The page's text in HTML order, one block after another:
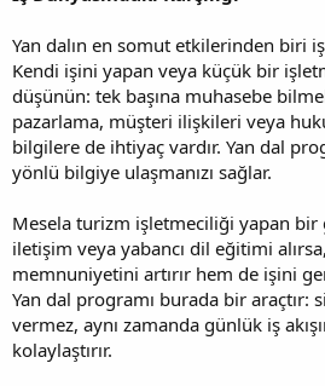
Yan dalın en somut etkilerinden biri
Kendi işini yapan veya küçük bir
düşünün: tek başına muhasebe
pazarlama, müşteri ilişkileri veya
bilgilere de ihtiyaç vardır. Yan dal
yönlü bilgiye ulaşmanızı sağlar.
Mesela turizm işletmeciliği yapan
iletişim veya yabancı dil eğitimi
memnuniyetini artırır hem de işini
Yan dal programı burada bir araçtır:
vermez, aynı zamanda günlük iş
kolaylaştırır.